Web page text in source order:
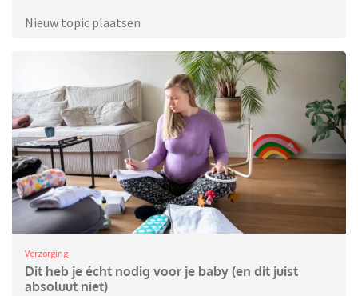
Nieuw topic plaatsen
Verzorging
Dit heb je écht nodig voor je baby (en dit juist
absoluut niet)